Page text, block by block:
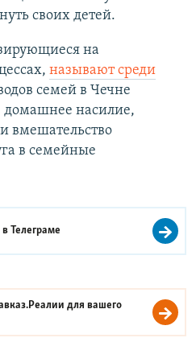
своих детей.
на
называют среди
семей в Чечне
насилие,
вмешательство
в семейные
вТелеграме
для вашего